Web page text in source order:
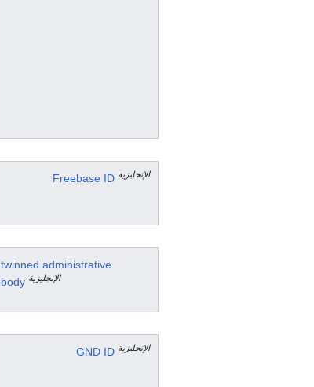
Freebase ID الإنجليزية
twinned administrative
body الإنجليزية
GND ID الإنجليزية